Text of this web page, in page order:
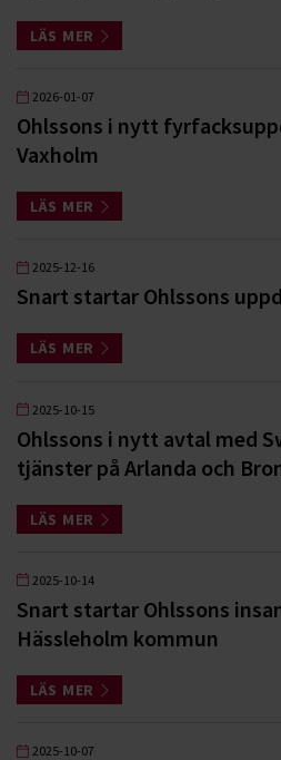
LÄS MER
2026-01-07
Ohlssons i nytt
Vaxholm
LÄS MER
2025-12-16
Snart startar Ohlssons
LÄS MER
2025-10-15
Ohlssons i nytt avtal med
tjänster på Arlanda och
LÄS MER
2025-10-14
Snart startar Ohlssons
Hässleholm kommun
LÄS MER
2025-10-07